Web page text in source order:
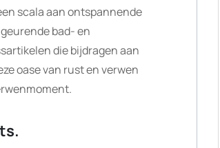
scala aan ontspannende
bad- en
die bijdragen aan
oase van rust en verwen